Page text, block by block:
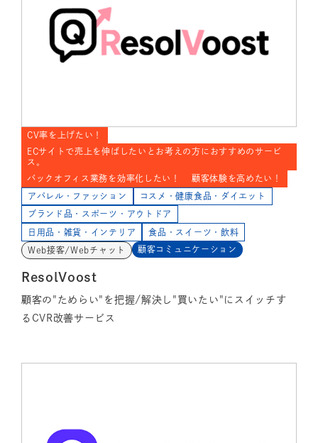
CV率を上げたい！
ECサイトで売上を伸ばしたいとお考えの方におすすめのサービ
ス。
バックオフィス業務を効率化したい！
顧客体験を高めたい！
アパレル・ファッション コスメ・健康食品・ダイエット
ブランド品・スポーツ・アウトドア
日用品・雑貨・インテリア 食品・スイーツ・飲料
Web接客/Webチャット 顧客コミュニケーション
ResolVoost
顧客の"ためらい"を把握/解決し"買いたい"にスイッチす
るCVR改善サービス